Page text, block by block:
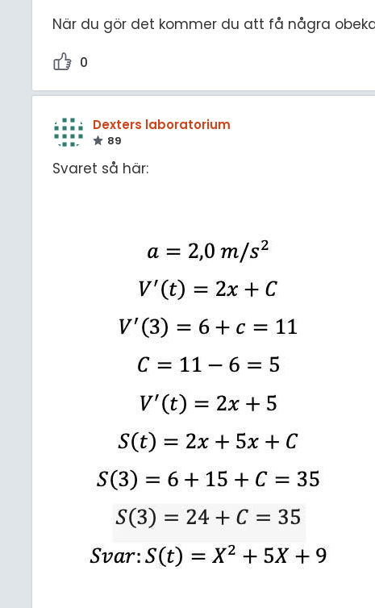
När du gör det kommer du att få några
0
Dexters laboratorium
89
Svaret så här: